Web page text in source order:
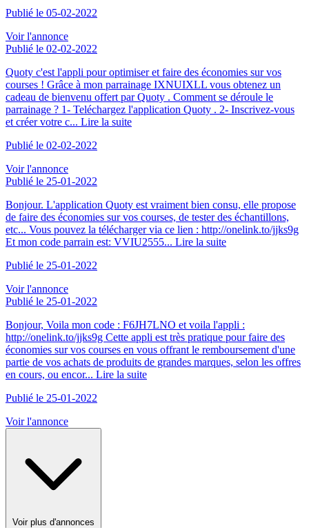
Publié le 05-02-2022
Voir l'annonce
Publié le 02-02-2022
Quoty c'est l'appli pour optimiser et faire des économies sur vos
courses ! Grâce à mon parrainage IXNUIXLL vous obtenez un
cadeau de bienvenu offert par Quoty . Comment se déroule le
parrainage ? 1- Teléchargez l'application Quoty . 2- Inscrivez-vous
et créer votre c... Lire la suite
Publié le 02-02-2022
Voir l'annonce
Publié le 25-01-2022
Bonjour. L'application Quoty est vraiment bien consu, elle propose
de faire des économies sur vos courses, de tester des échantillons,
etc... Vous pouvez la télécharger via ce lien : http://onelink.to/jjks9g
Et mon code parrain est: VVIU2555... Lire la suite
Publié le 25-01-2022
Voir l'annonce
Publié le 25-01-2022
Bonjour, Voila mon code : F6JH7LNO et voila l'appli :
http://onelink.to/jjks9g Cette appli est très pratique pour faire des
économies sur vos courses en vous offrant le remboursement d'une
partie de vos achats de produits de grandes marques, selon les offres
en cours, ou encor... Lire la suite
Publié le 25-01-2022
Voir l'annonce
Voir plus d'annonces